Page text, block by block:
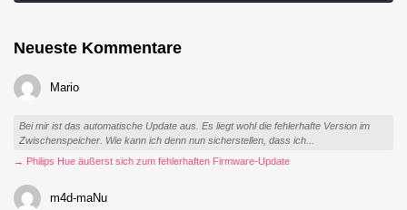
Neueste Kommentare
Mario
Bei mir ist das automatische Update aus. Es liegt wohl die fehlerhafte Version im
Zwischenspeicher. Wie kann ich denn nun sicherstellen, dass ich...
→ Philips Hue äußerst sich zum fehlerhaften Firmware-Update
m4d-maNu